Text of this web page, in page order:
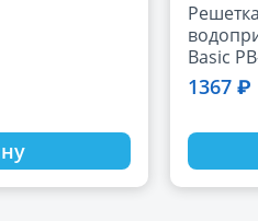
Basic
ВЧ, кл.С
1367 ₽